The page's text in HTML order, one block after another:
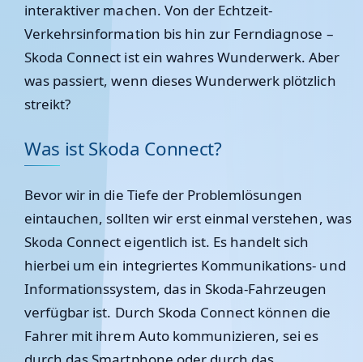
interaktiver machen. Von der Echtzeit-
Verkehrsinformation bis hin zur Ferndiagnose –
Skoda Connect ist ein wahres Wunderwerk. Aber
was passiert, wenn dieses Wunderwerk plötzlich
streikt?
Was ist Skoda Connect?
Bevor wir in die Tiefe der Problemlösungen
eintauchen, sollten wir erst einmal verstehen, was
Skoda Connect eigentlich ist. Es handelt sich
hierbei um ein integriertes Kommunikations- und
Informationssystem, das in Skoda-Fahrzeugen
verfügbar ist. Durch Skoda Connect können die
Fahrer mit ihrem Auto kommunizieren, sei es